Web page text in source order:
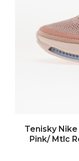
Tenisky
Pink/ Mtlc